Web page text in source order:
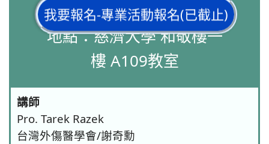
12:30
地點：慈濟大學 和敬樓一
樓 A109教室
講師
Pro. Tarek Razek
台灣外傷醫學會/謝奇勳
我要報名-專業活動報名(已截止)